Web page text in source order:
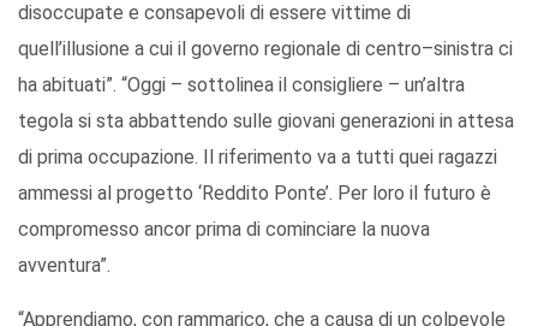
disoccupate e consapevoli di essere vittime di
quell’illusione a cui il governo regionale di centro–sinistra ci
ha abituati”. “Oggi – sottolinea il consigliere – un’altra
tegola si sta abbattendo sulle giovani generazioni in attesa
di prima occupazione. Il riferimento va a tutti quei ragazzi
ammessi al progetto ‘Reddito Ponte’. Per loro il futuro è
compromesso ancor prima di cominciare la nuova
avventura”.
“Apprendiamo, con rammarico, che a causa di un colpevole